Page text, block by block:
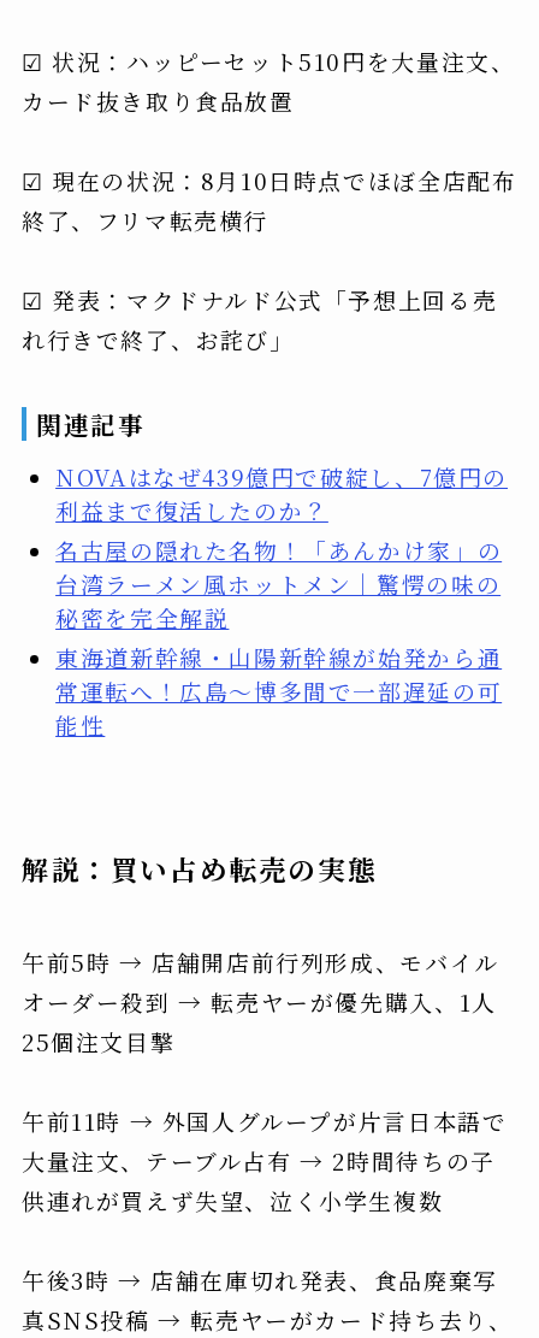
☑ 状況：ハッピーセット510円を大量注文、
カード抜き取り食品放置
☑ 現在の状況：8月10日時点でほぼ全店配布
終了、フリマ転売横行
☑ 発表：マクドナルド公式「予想上回る売
れ行きで終了、お詫び」
関連記事
NOVAはなぜ439億円で破綻し、7億円の
利益まで復活したのか？
名古屋の隠れた名物！「あんかけ家」の
台湾ラーメン風ホットメン｜驚愕の味の
秘密を完全解説
東海道新幹線・山陽新幹線が始発から通
常運転へ！広島〜博多間で一部遅延の可
能性
解説：買い占め転売の実態
午前5時 → 店舗開店前行列形成、モバイル
オーダー殺到 → 転売ヤーが優先購入、1人
25個注文目撃
午前11時 → 外国人グループが片言日本語で
大量注文、テーブル占有 → 2時間待ちの子
供連れが買えず失望、泣く小学生複数
午後3時 → 店舗在庫切れ発表、食品廃棄写
真SNS投稿 → 転売ヤーがカード持ち去り、